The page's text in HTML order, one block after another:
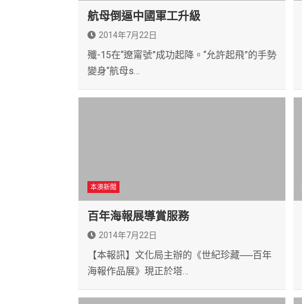
航母倒逼中國軍工升級
2014年7月22日
殲-15在“遼甯號”成功起降。“允許起飛”的手勢
變身“航母s…
本澳新聞
百年海報展導賞服務
2014年7月22日
【本報訊】文化局主辦的《世紀珍藏──百年
海報作品展》現正於塔…